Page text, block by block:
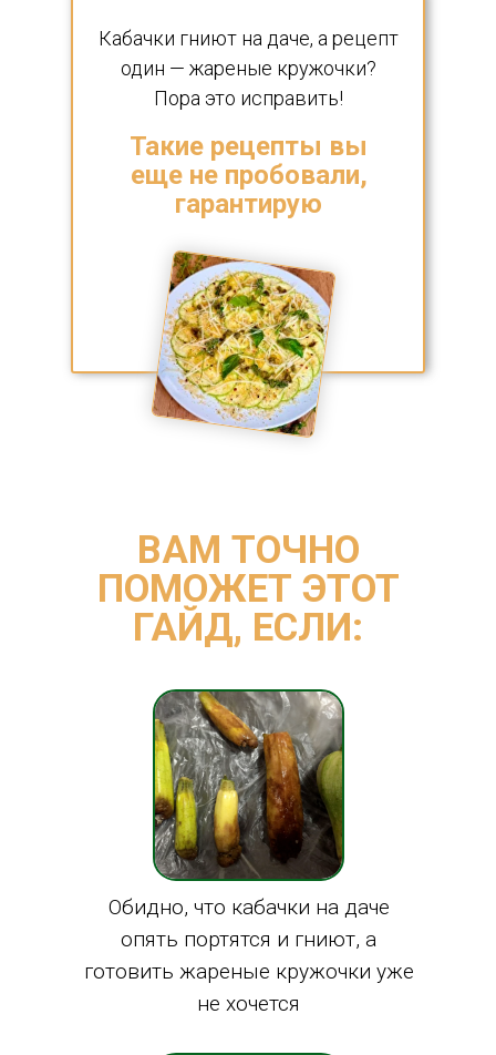
17+ вкусных необычных рецептов из обычного
Кабачок за 80р = блюдо как в ресторане за 1000р
Быстрые рецепты за 15 минут
Мясные блюда и легкая выпечка - с вау-эффектом
Такие рецепты вы
еще не пробовали,
гарантирую
Кабачки гниют на даче, а рецепт
один — жареные кружочки?
Пора это исправить!
Обидно, что кабачки на даче
опять портятся и гниют, а
готовить жареные кружочки уже
не хочется
ВАМ ТОЧНО
ПОМОЖЕТ ЭТОТ
ГАЙД, ЕСЛИ: